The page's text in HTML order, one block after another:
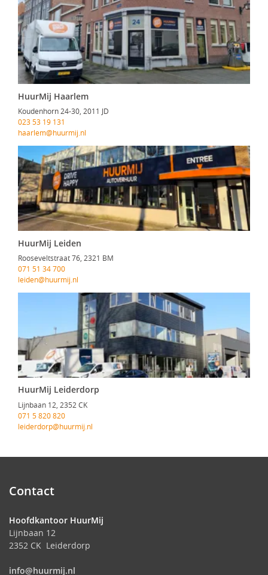
HuurMij Haarlem
Koudenhorn 24-30, 2011 JD
023 53 19 131
haarlem@huurmij.nl
HuurMij Leiden
Rooseveltstraat 76, 2321 BM
071 51 34 700
leiden@huurmij.nl
HuurMij Leiderdorp
Lijnbaan 12, 2352 CK
071 5 820 820
leiderdorp@huurmij.nl
Contact
Hoofdkantoor HuurMij
Lijnbaan 12
2352 CK Leiderdorp
info@huurmij.nl